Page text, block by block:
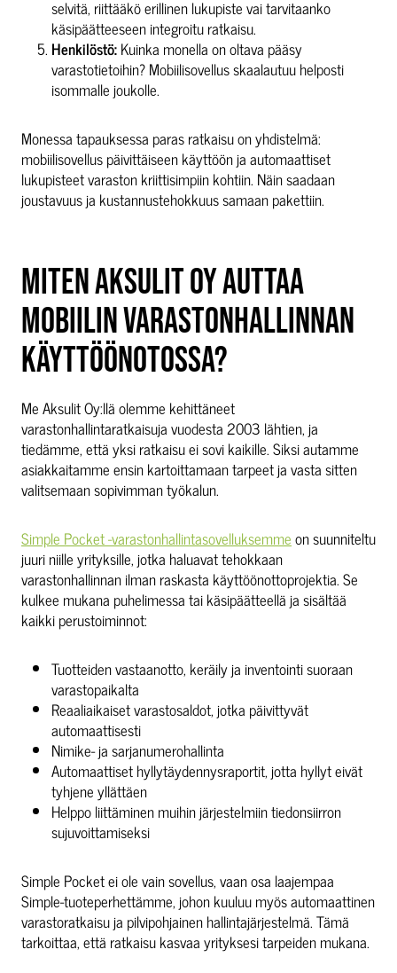
selvitä, riittääkö erillinen lukupiste vai tarvitaanko
käsipäätteeseen integroitu ratkaisu.
Henkilöstö:Kuinka monella on oltava pääsy
varastotietoihin? Mobiilisovellus skaalautuu helposti
isommalle joukolle.
Monessa tapauksessa paras ratkaisu on yhdistelmä:
mobiilisovellus päivittäiseen käyttöön ja automaattiset
lukupisteet varaston kriittisimpiin kohtiin. Näin saadaan
joustavuus ja kustannustehokkuus samaan pakettiin.
MITEN AKSULIT OY AUTTAA
MOBIILIN VARASTONHALLINNAN
KÄYTTÖÖNOTOSSA?
Me Aksulit Oy:llä olemme kehittäneet
varastonhallintaratkaisuja vuodesta 2003 lähtien, ja
tiedämme, että yksi ratkaisu ei sovi kaikille. Siksi autamme
asiakkaitamme ensin kartoittamaan tarpeet ja vasta sitten
valitsemaan sopivimman työkalun.
Simple Pocket -varastonhallintasovelluksemmeon suunniteltu
juuri niille yrityksille, jotka haluavat tehokkaan
varastonhallinnan ilman raskasta käyttöönottoprojektia. Se
kulkee mukana puhelimessa tai käsipäätteellä ja sisältää
kaikki perustoiminnot:
Tuotteiden vastaanotto, keräily ja inventointi suoraan
varastopaikalta
Reaaliaikaiset varastosaldot, jotka päivittyvät
automaattisesti
Nimike- ja sarjanumerohallinta
Automaattiset hyllytäydennysraportit, jotta hyllyt eivät
tyhjene yllättäen
Helppo liittäminen muihin järjestelmiin tiedonsiirron
sujuvoittamiseksi
Simple Pocket ei ole vain sovellus, vaan osa laajempaa
Simple-tuoteperhettämme, johon kuuluu myös automaattinen
varastoratkaisu ja pilvipohjainen hallintajärjestelmä. Tämä
tarkoittaa, että ratkaisu kasvaa yrityksesi tarpeiden mukana.